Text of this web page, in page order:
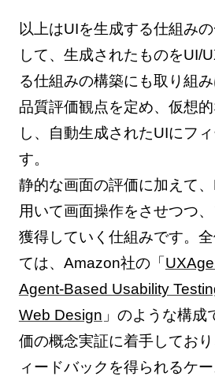
以上はUIを生成する仕組み
して、生成されたものをUI/
る仕組みの構築にも取り組み
品質評価観点を定め、仮想
し、自動生成されたUIにフ
す。
静的な画面の評価に加えて
用いて画面操作をさせつつ
獲得していく仕組みです。
ては、Amazon社の「
Agent-Based Usability
Web Design 」のような構
価の概念実証に着手してお
ィードバックを得られるケ